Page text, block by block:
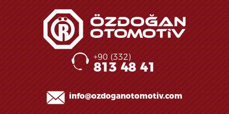
+90 (332)
813 48 41
info@ozdoganotomotiv.com